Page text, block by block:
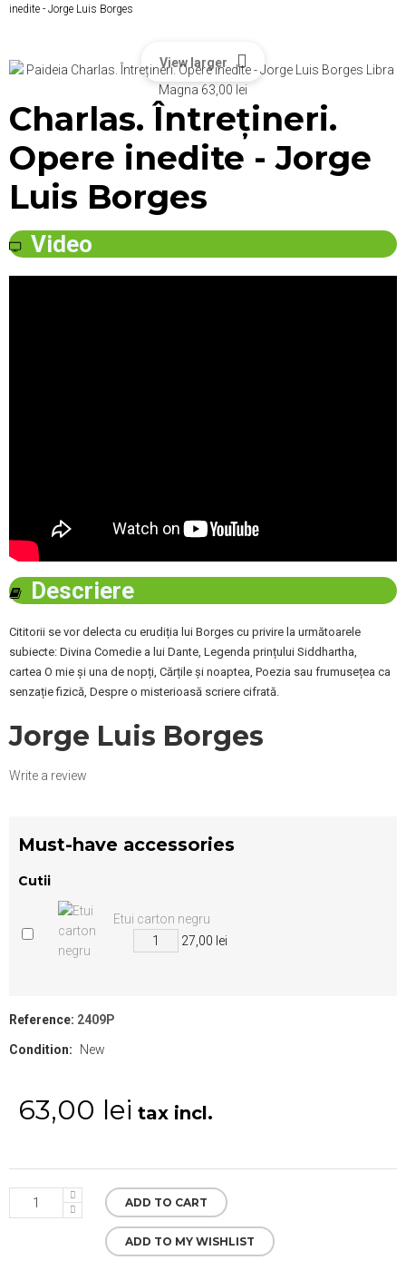
inedite - Jorge Luis Borges
View larger
Charlas. Întrețineri.
Opere inedite - Jorge
Luis Borges
Video
Descriere
Cititorii se vor delecta cu erudiția lui Borges cu privire la următoarele
subiecte: Divina Comedie a lui Dante, Legenda prințului Siddhartha,
cartea O mie și una de nopți, Cărțile și noaptea, Poezia sau frumusețea ca
senzație fizică, Despre o misterioasă scriere cifrată.
Jorge Luis Borges
Write a review
Must-have accessories
Cutii
Etui carton negru
27,00 lei
Reference: 2409P
Condition: New
63,00 lei tax incl.
ADD TO CART
ADD TO MY WISHLIST